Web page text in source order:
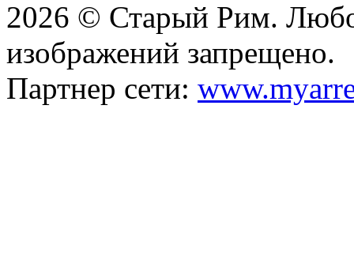
2026 © Старый Рим.
изображений запрещено.
Партнер сети: